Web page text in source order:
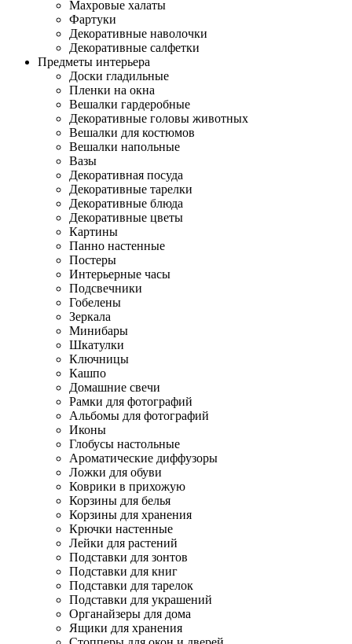
Махровые халаты
Фартуки
Декоративные наволочки
Декоративные салфетки
Предметы интерьера
Доски гладильные
Пленки на окна
Вешалки гардеробные
Декоративные головы животных
Вешалки для костюмов
Вешалки напольные
Вазы
Декоративная посуда
Декоративные тарелки
Декоративные блюда
Декоративные цветы
Картины
Панно настенные
Постеры
Интерьерные часы
Подсвечники
Гобелены
Зеркала
Минибары
Шкатулки
Ключницы
Кашпо
Домашние свечи
Рамки для фотографий
Альбомы для фотографий
Иконы
Глобусы настольные
Ароматические диффузоры
Ложки для обуви
Коврики в прихожую
Корзины для белья
Корзины для хранения
Крючки настенные
Лейки для растений
Подставки для зонтов
Подставки для книг
Подставки для тарелок
Подставки для украшений
Органайзеры для дома
Ящики для хранения